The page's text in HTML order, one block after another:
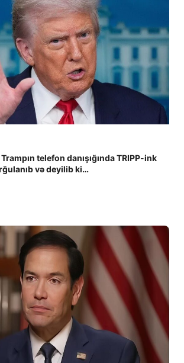
telefon danışığında TRIPP-ink
və deyilib ki…